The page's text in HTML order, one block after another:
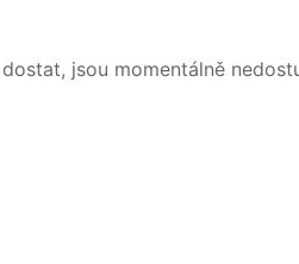
jsou momentálně